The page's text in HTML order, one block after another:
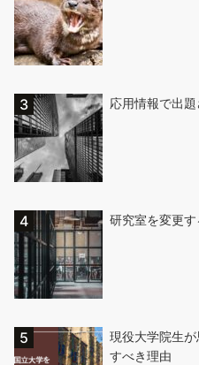
応用情報で出
研究室を変更
現役大学院生
すべき理由